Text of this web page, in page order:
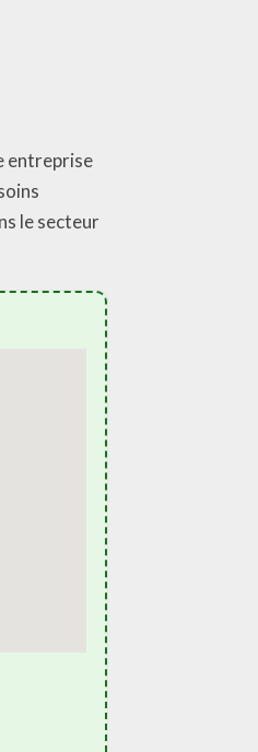
entreprise
le secteur